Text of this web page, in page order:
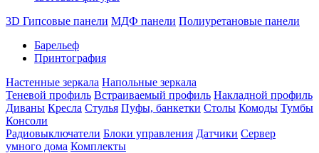
3D Гипсовые панели МДФ панели Полиуретановые панели
Барельеф
Принтография
Настенные зеркала Напольные зеркала
Теневой профиль Встраиваемый профиль Накладной профиль
Диваны Кресла Стулья Пуфы, банкетки Столы Комоды Тумбы
Консоли
Радиовыключатели Блоки управления Датчики Сервер
умного дома Комплекты